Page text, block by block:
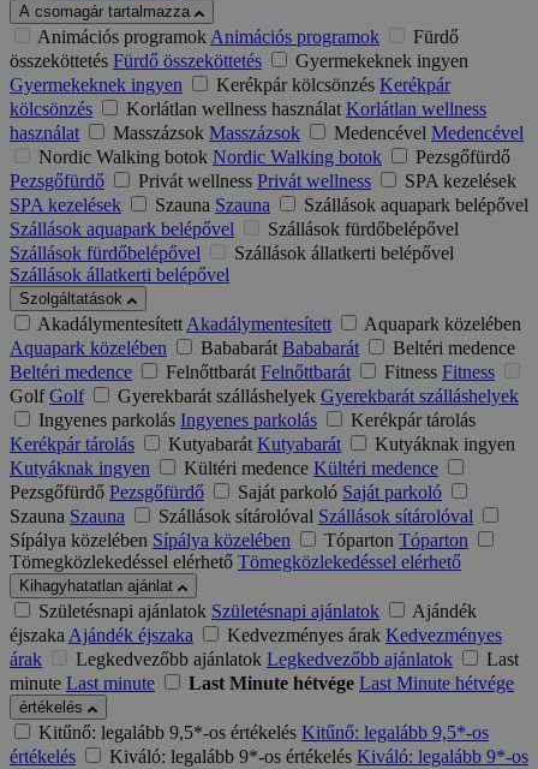
A csomagár tartalmazza
Animációs programokAnimációs programok
Fürdő
összeköttetés Fürdő összeköttetés
Gyermekeknek ingyen
Gyermekeknek ingyen
Kerékpár kölcsönzés Kerékpár
kölcsönzés
Korlátlan wellness használat Korlátlan wellness
használat
Masszázsok Masszázsok Medencével Medencével
Nordic Walking botok Nordic Walking botok
Pezsgőfürdő
Pezsgőfürdő
Privát wellness Privát wellness
SPA kezelések
SPA kezelések
Szauna Szauna
Szállások aquapark belépővel
Szállások aquapark belépővel
Szállások fürdőbelépővel
Szállások fürdőbelépővel
Szállások állatkerti belépővel
Szállások állatkerti belépővel
Szolgáltatások
AkadálymentesítettAkadálymentesített
Aquapark közelében
Aquapark közelében
Bababarát Bababarát
Beltéri medence
Beltéri medence
Felnőttbarát Felnőttbarát Fitness Fitness
Golf Golf Gyerekbarát szálláshelyek Gyerekbarát szálláshelyek
Ingyenes parkolás Ingyenes parkolás
Kerékpár tárolás
Kerékpár tárolás
Kutyabarát Kutyabarát
Kutyáknak ingyen
Kutyáknak ingyen
Kültéri medence Kültéri medence
Pezsgőfürdő Pezsgőfürdő Saját parkoló Saját parkoló
Szauna Szauna Szállások sítárolóval Szállások sítárolóval
Sípálya közelében Sípálya közelében Tóparton Tóparton
Tömegközlekedéssel elérhető Tömegközlekedéssel elérhető
Kihagyhatatlan ajánlat
Születésnapi ajánlatok Születésnapi ajánlatok
Ajándék
éjszakaAjándék éjszaka Kedvezményes árak Kedvezményes
árak
Legkedvezőbb ajánlatok Legkedvezőbb ajánlatok
Last
minute Last minute Last Minute hétvége Last Minute hétvége
értékelés
Kitűnő: legalább 9,5*-os értékelés Kitűnő: legalább 9,5*-os
értékelés
Kiváló: legalább 9*-os értékelés Kiváló: legalább 9*-os